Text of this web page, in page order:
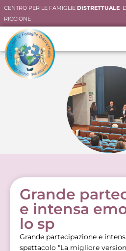
CENTRO PER LE FAMIGLIE DISTRETTUALE
RICCIONE
Grande
e intensa
lo sp
Grande partecipazione e
spettacolo “La migliore